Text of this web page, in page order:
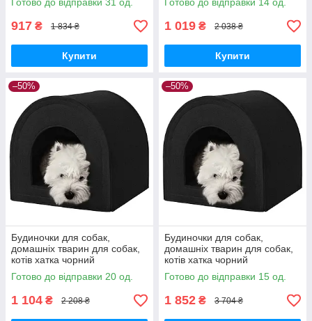
917 ₴ 1 834 ₴
Купити
1 019 ₴ 2 038 ₴
Купити
–50%
Будиночки для собак,
домашніх тварин для собак,
котів хатка чорний
Готово до відправки 20 од.
1 104 ₴ 2 208 ₴
–50%
Будиночки для собак,
домашніх тварин для собак,
котів хатка чорний
Готово до відправки 15 од.
1 852 ₴ 3 704 ₴